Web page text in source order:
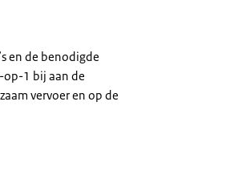
en de benodigde
op-1 bij aan de
vervoer en op de